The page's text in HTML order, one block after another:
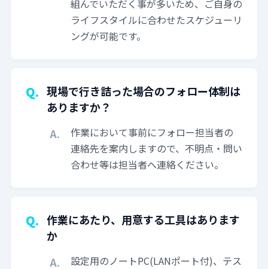
組んでいただく事が多いため、ご自身の
ライフスタイルに合わせたスケジューリ
ングが可能です。
現場で行き詰った場合のフォロー体制は
ありますか？
作業において事前にフォロー担当者の
連絡先を案内しますので、不明点・問い
合わせ等は担当者へ連絡ください。
作業にあたり、用意する工具はあります
か
設定用のノートPC(LANポート付)、テス